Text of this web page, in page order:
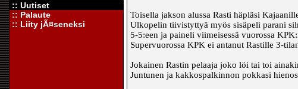
:: Uutiset
:: Palaute
:: Liity jÃ¤seneksi
Toisella jakson alussa Rasti häpläsi
Ulkopelin tiivistyttyä myös sisäpeli parani
5-5:een ja paineli viimeisessä vuorossa
Supervuorossa KPK ei antanut Rastille 3-
Jokainen Rastin pelaaja joko löi tai toi
Juntunen ja kakkospalkinnon pokkasi